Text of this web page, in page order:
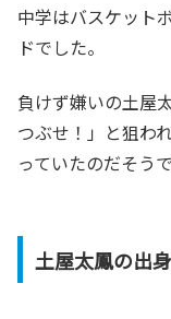
中学はバスケット
ドでした。
負けず嫌いの土屋
つぶせ！」と狙わ
っていたのだそう
土屋太鳳の出